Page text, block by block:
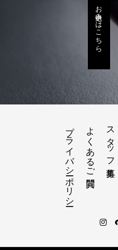
お申込みはこちら
スタッフ募集
よくあるご質問
プライバシーポリシー